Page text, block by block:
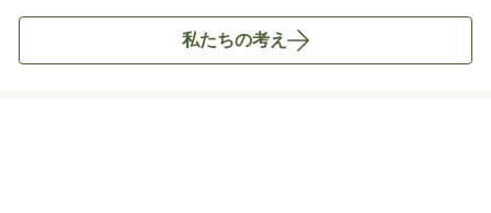
私たちの考え